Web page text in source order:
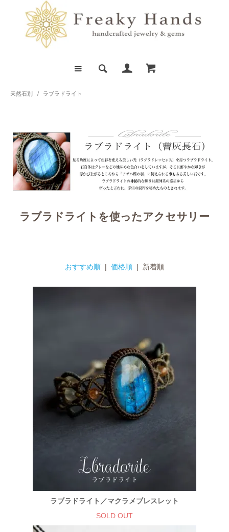
天然石別 / ラブラドライト
ラブラドライトを使ったアクセサリー
おすすめ順 | 価格順 | 新着順
ラブラドライト／マクラメブレスレット
SOLD OUT